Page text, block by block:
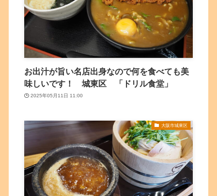
お出汁が旨い名店出身なので何を食べても美
味しいです！ 城東区 「ドリル食堂」
2025年05月11日 11:00
大阪市城東区